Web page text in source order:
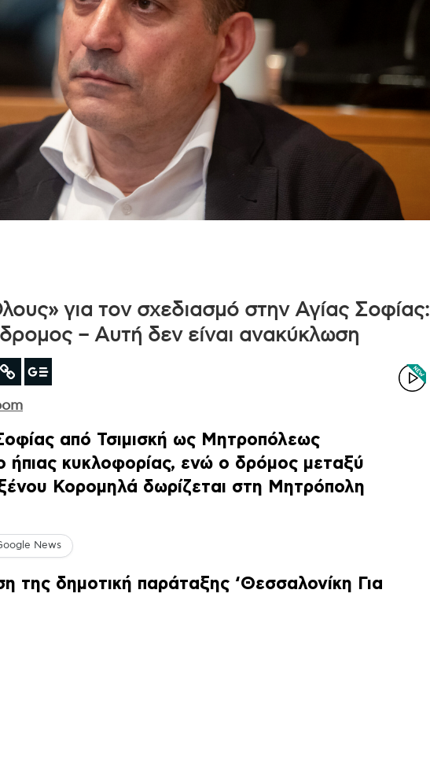
για τον σχεδιασμό στην Αγίας Σοφίας:
– Αυτή δεν είναι ανακύκλωση
από Τσιμισκή ως Μητροπόλεως
ήπιας κυκλοφορίας, ενώ ο δρόμος μεταξύ
Κορομηλά δωρίζεται στη Μητρόπολη
News
της δημοτική παράταξης ‘Θεσσαλονίκη Για